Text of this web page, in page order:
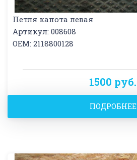
Петля капота левая
Артикул: 008608
OEM: 2118800128
1500 руб.
ПОДРОБНЕЕ